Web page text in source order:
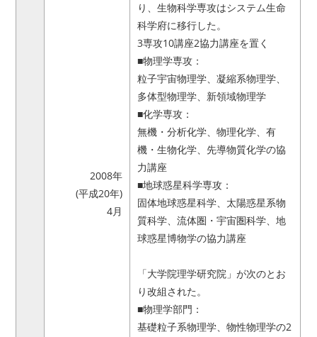
2008年
(平成20年)
4月
り、生物科学専攻はシステム生命
科学府に移行した。
3専攻10講座2協力講座を置く
■物理学専攻：
粒子宇宙物理学、凝縮系物理学、
多体型物理学、新領域物理学
■化学専攻：
無機・分析化学、物理化学、有
機・生物化学、先導物質化学の協
力講座
■地球惑星科学専攻：
固体地球惑星科学、太陽惑星系物
質科学、流体圏・宇宙圏科学、地
球惑星博物学の協力講座
「大学院理学研究院」が次のとお
り改組された。
■物理学部門：
基礎粒子系物理学、物性物理学の2